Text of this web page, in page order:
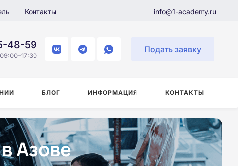
Контакты info@1-academy.ru
48-59 Подать заявку
БЛОГ ИНФОРМАЦИЯ КОНТАКТЫ
Азове